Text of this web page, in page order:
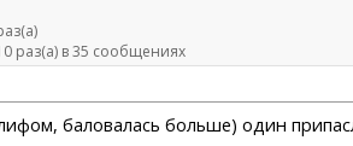
раз(а) в 35 сообщениях
баловалась больше) один